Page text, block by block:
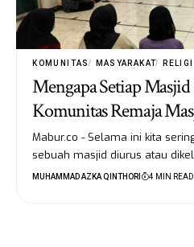
KOMUNITAS MASYARAKAT RELIGI
Mengapa Setiap
Komunitas Remaja
Mabur.co - Selama ini kita
sebuah masjid diurus atau
MUHAMMAD AZKA QINTHORI 4 MIN READ